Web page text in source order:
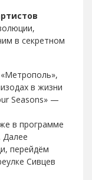
в секретном
в жизни
Seasons» —
в программе
Далее
перейдём
Сивцев